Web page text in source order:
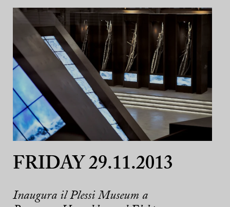
FRIDAY 29.11.2013
Inaugura il Plessi Museum a